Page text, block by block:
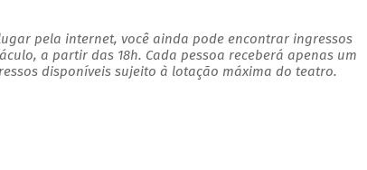
pela internet, você ainda pode encontrar ingressos
a partir das 18h. Cada pessoa receberá apenas um
disponíveis sujeito à lotação máxima do teatro.